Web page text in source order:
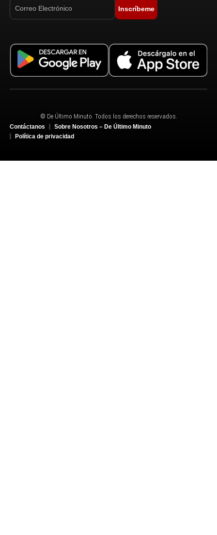
Inscríbeme
© De Último Minuto. Todos los derechos reservados.
Contáctanos
Sobre Nosotros – De Último Minuto
Política de privacidad